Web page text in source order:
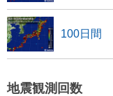
100日間
地震観測回数